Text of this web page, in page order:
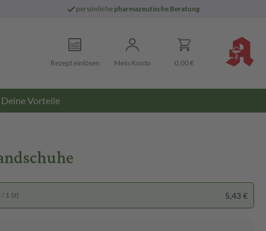
persönliche pharmazeutische Beratung
Rezept einlösen Mein Konto 0,00 €
Deine Vorteile
1 St) 5,43 €